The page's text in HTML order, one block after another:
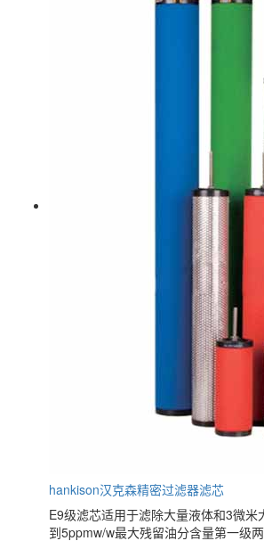
hankison汉克森精密过滤器滤芯
E9级滤芯适用于滤除大量液体和3微米
到5ppmw/w最大残留油分含量第一级